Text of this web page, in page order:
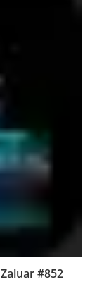
#852